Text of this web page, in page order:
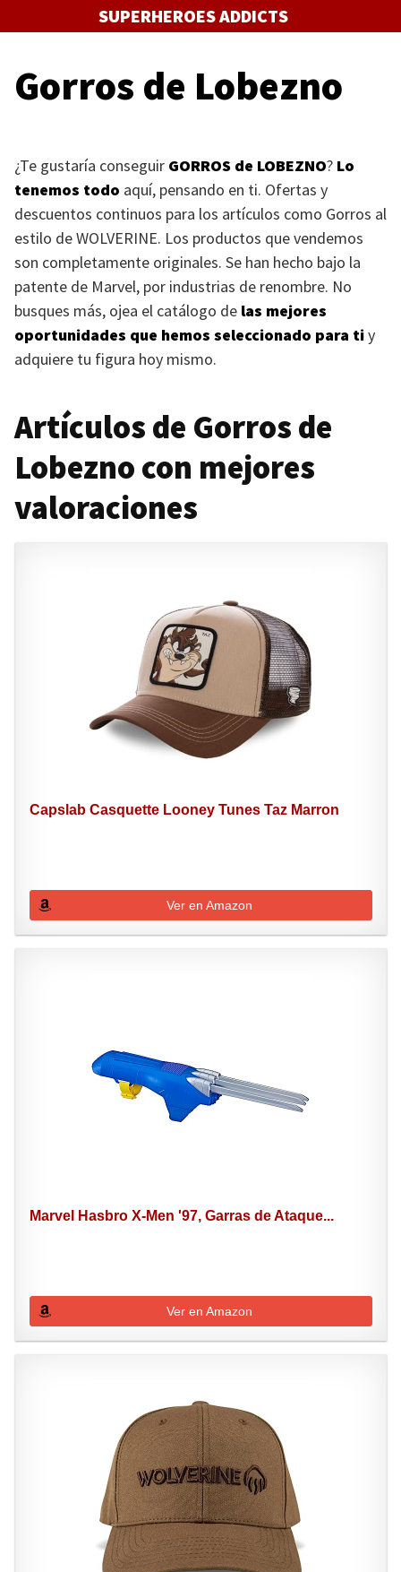
al
SUPERHEROES ADDICTS
Gorros de Lobezno
¿Te gustaría conseguir GORROS de LOBEZNO? Lo
tenemos todo aquí, pensando en ti. Ofertas y
descuentos continuos para los artículos como Gorros al
estilo deWOLVERINE. Los productos que vendemos
son completamente originales. Se han hecho bajo la
patente de Marvel, por industrias de renombre. No
busques más, ojea el catálogo de las mejores
oportunidades que hemos seleccionado para tiy
adquiere tu figura hoy mismo.
Artículos de Gorros de
Lobezno con mejores
valoraciones
Capslab Casquette Looney Tunes Taz Marron
Ver en Amazon
Marvel Hasbro X-Men '97, Garras de Ataque...
Ver en Amazon